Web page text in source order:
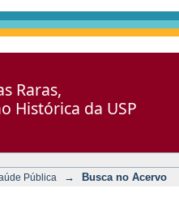
Raras,
Histórica da USP
Pública → Busca no Acervo